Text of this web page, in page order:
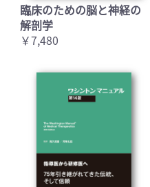
臨床のための脳と神経の
解剖学
￥7,480